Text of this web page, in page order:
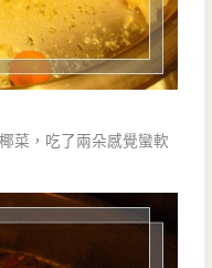
菜，吃了兩朵感覺蠻軟